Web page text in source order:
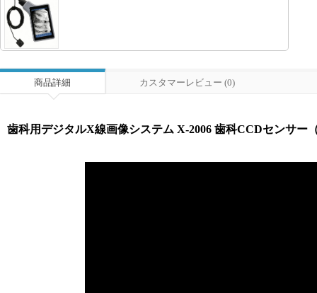
商品詳細 カスタマーレビュー (0)
歯科用デジタルX線画像システム X-2006 歯科CCDセンサー